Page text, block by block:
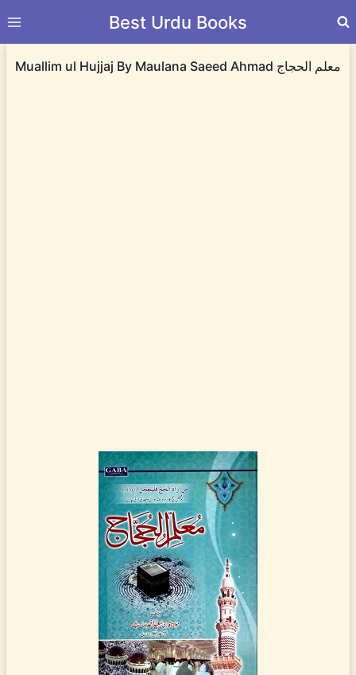
to
Best Urdu Books
Muallim ul Hujjaj By Maulana Saeed Ahmad معلم الحجاج